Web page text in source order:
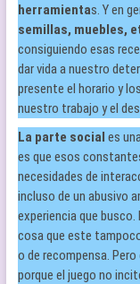
herramientas. Y en
semillas, muebles,
consiguiendo esas
dar vida a nuestro
presente el horario y
nuestro trabajo y el
La parte social es
es que esos
necesidades de
incluso de un abusivo
experiencia que busco.
cosa que este
o de recompensa.
porque el juego no